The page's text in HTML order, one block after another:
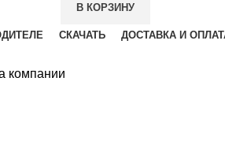
В КОРЗИНУ
СКАЧАТЬ ДОСТАВКА И
компании